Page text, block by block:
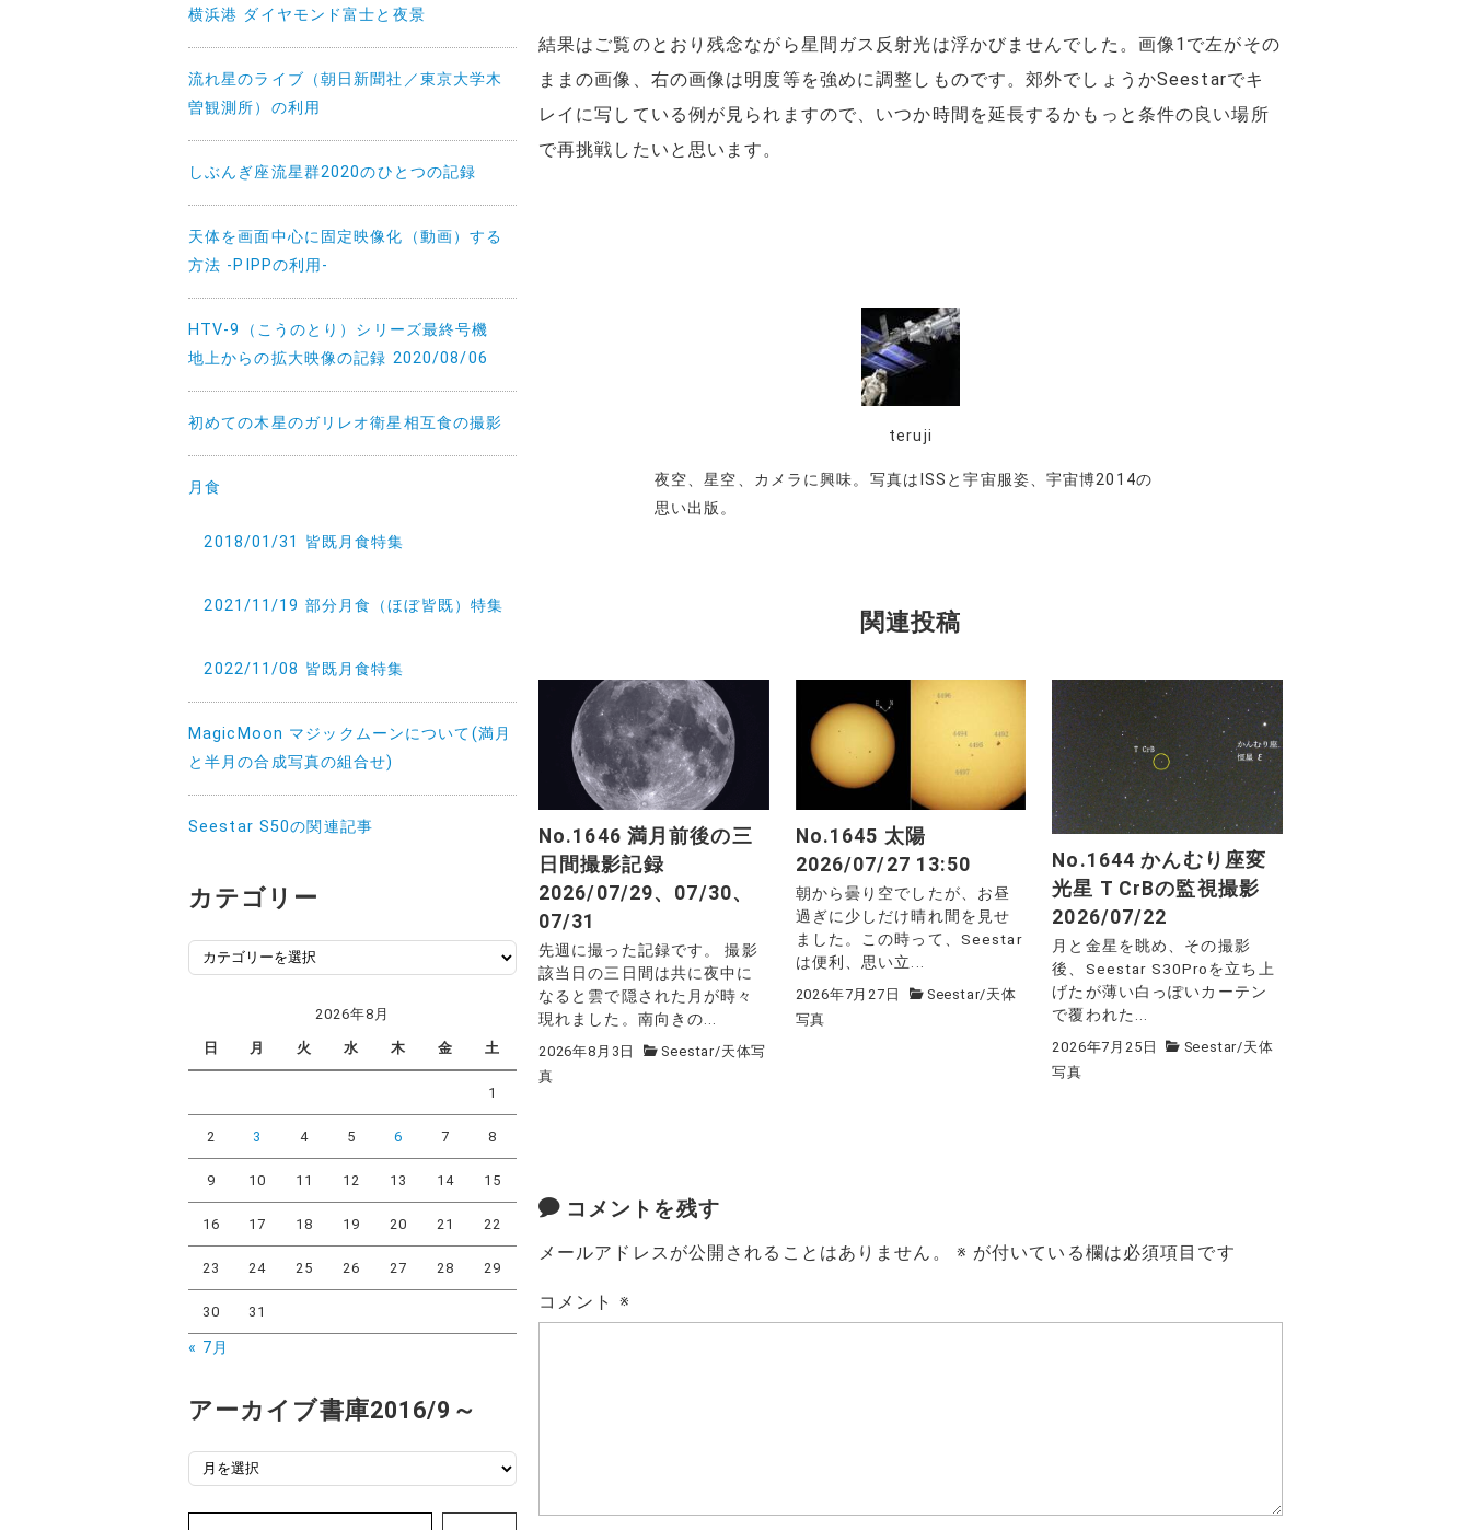
結果はご覧のとおり残念ながら星間ガス反射光は浮かびませんでした。画像1で左がその
ままの画像、右の画像は明度等を強めに調整しものです。郊外でしょうかSeestarでキ
レイに写している例が見られますので、いつか時間を延長するかもっと条件の良い場所
で再挑戦したいと思います。
teruji
夜空、星空、カメラに興味。写真はISSと宇宙服姿、宇宙博2014の
思い出版。
関連投稿
No.1646 満月前後の三
日間撮影記録
2026/07/29、07/30、
07/31
先週に撮った記録です。 撮影
該当日の三日間は共に夜中に
なると雲で隠された月が時々
現れました。南向きの...
2026年8月3日 Seestar/天体写
真
No.1645 太陽
2026/07/27 13:50
朝から曇り空でしたが、お昼
過ぎに少しだけ晴れ間を見せ
ました。この時って、Seestar
は便利、思い立...
2026年7月27日 Seestar/天体
写真
No.1644 かんむり座変
光星 T CrBの監視撮影
2026/07/22
月と金星を眺め、その撮影
後、Seestar S30Proを立ち上
げたが薄い白っぽいカーテン
で覆われた...
2026年7月25日 Seestar/天体
写真
コメントを残す
メールアドレスが公開されることはありません。 ※ が付いている欄は必須項目です
コメント ※
横浜港 ダイヤモンド富士と夜景
流れ星のライブ（朝日新聞社／東京大学木
曽観測所）の利用
しぶんぎ座流星群2020のひとつの記録
天体を画面中心に固定映像化（動画）する
方法 -PIPPの利用-
HTV-9（こうのとり）シリーズ最終号機
地上からの拡大映像の記録 2020/08/06
初めての木星のガリレオ衛星相互食の撮影
月食
2018/01/31 皆既月食特集
2021/11/19 部分月食（ほぼ皆既）特集
2022/11/08 皆既月食特集
MagicMoon マジックムーンについて(満月
と半月の合成写真の組合せ)
Seestar S50の関連記事
カテゴリー
カ
テ
ー
2026年8月
日 月 火 水 木 金 土
1
2 3 4 5 6 7 8
9 10 11 12 13 14 15
16 17 18 19 20 21 22
23 24 25 26 27 28 29
30 31
« 7月
アーカイブ書庫2016/9～